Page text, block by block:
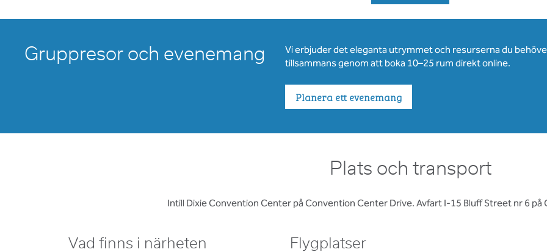
Gruppresor och evenemang
Vi erbjuder det eleganta utrymmet och resurserna du
tillsammans genom att boka 10–25 rum direkt online.
Planera ett evenemang
Plats och transport
Intill Dixie Convention Center på Convention Center Drive. Avfart I-15 Bluff Street nr 6
Vad finns i närheten Flygplatser